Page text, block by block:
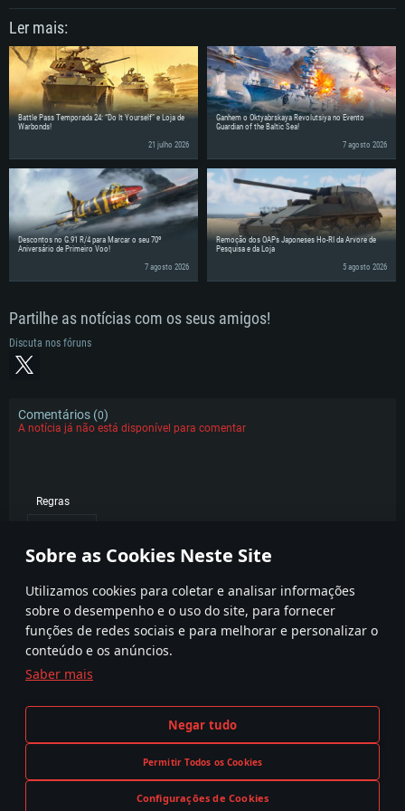
Sobre as Cookies Neste Site
Utilizamos cookies para coletar e analisar informações
sobre o desempenho e o uso do site, para fornecer
funções de redes sociais e para melhorar e personalizar o
conteúdo e os anúncios.
Saber mais
Negar tudo
Permitir Todos os Cookies
Configurações de Cookies
Ler mais:
Battle Pass Temporada 24: “Do It Yourself” e Loja de
Warbonds!
21 julho 2026
Ganhem o Oktyabrskaya Revolutsiya no Evento
Guardian of the Baltic Sea!
7 agosto 2026
Descontos no G.91 R/4 para Marcar o seu 70º
Aniversário de Primeiro Voo!
7 agosto 2026
Remoção dos OAPs Japoneses Ho-RI da Árvore de
Pesquisa e da Loja
5 agosto 2026
Partilhe as notícias com os seus amigos!
Discuta nos fóruns
Comentários (0)
A notícia já não está disponível para comentar
Regras
Termos e condições
Política de Privacidade
Definições de Cookies